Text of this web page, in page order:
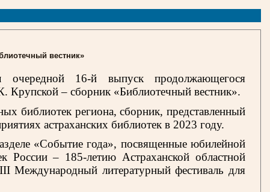
вестник»
очередной 16-й выпуск продолжающегося
Крупской – сборник «Библиотечный вестник».
библиотек региона, сборник, представленный
астраханских библиотек в 2023 году.
«Событие года», посвященные юбилейной
России – 185-летию Астраханской областной
III Международный литературный фестиваль для